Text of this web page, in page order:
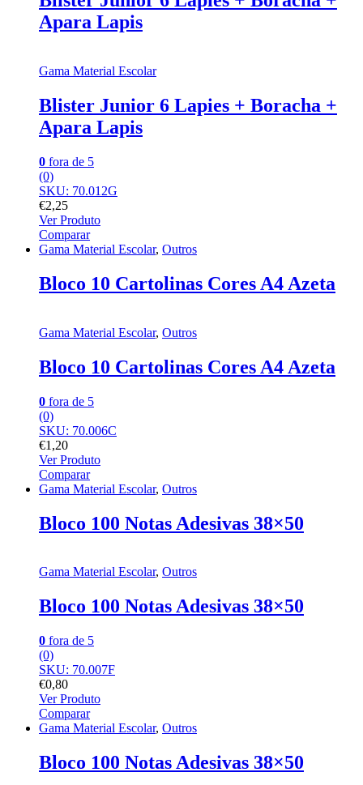
Apara Lapis
Gama Material Escolar
Blister Junior 6 Lapies + Boracha +
Apara Lapis
0 fora de 5
(0)
SKU: 70.012G
€2,25
Ver Produto
Comparar
Gama Material Escolar, Outros
Bloco 10 Cartolinas Cores A4 Azeta
Gama Material Escolar, Outros
Bloco 10 Cartolinas Cores A4 Azeta
0 fora de 5
(0)
SKU: 70.006C
€1,20
Ver Produto
Comparar
Gama Material Escolar, Outros
Bloco 100 Notas Adesivas 38×50
Gama Material Escolar, Outros
Bloco 100 Notas Adesivas 38×50
0 fora de 5
(0)
SKU: 70.007F
€0,80
Ver Produto
Comparar
Gama Material Escolar, Outros
Bloco 100 Notas Adesivas 38×50